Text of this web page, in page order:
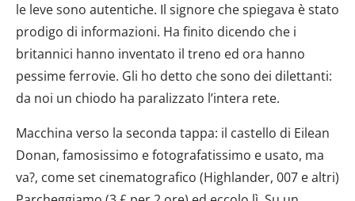
le leve sono autentiche. Il signore che spiegava è stato
prodigo di informazioni. Ha finito dicendo che i
britannici hanno inventato il treno ed ora hanno
pessime ferrovie. Gli ho detto che sono dei dilettanti:
da noi un chiodo ha paralizzato l’intera rete.
Macchina verso la seconda tappa: il castello di Eilean
Donan, famosissimo e fotografatissimo e usato, ma
va?, come set cinematografico (Highlander, 007 e altri)